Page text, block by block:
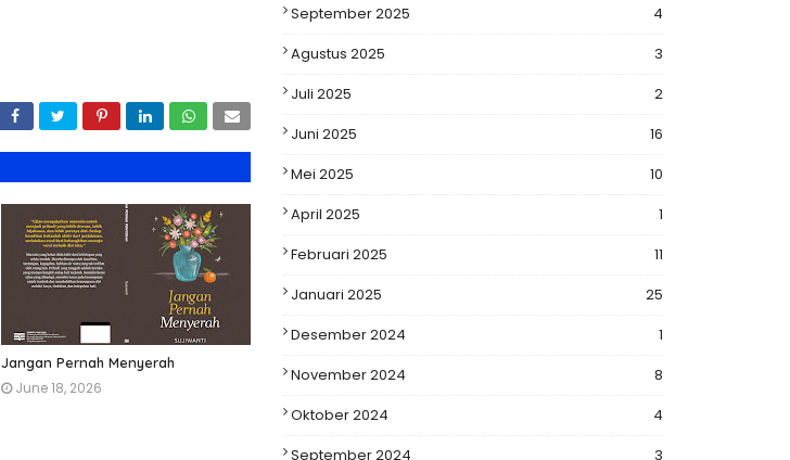
Jangan Pernah Menyerah
June 18, 2026
September 2025
4
Agustus 2025
3
Juli 2025
2
Juni 2025
16
Mei 2025
10
April 2025
1
Februari 2025
11
Januari 2025
25
Desember 2024
1
November 2024
8
Oktober 2024
4
September 2024
3